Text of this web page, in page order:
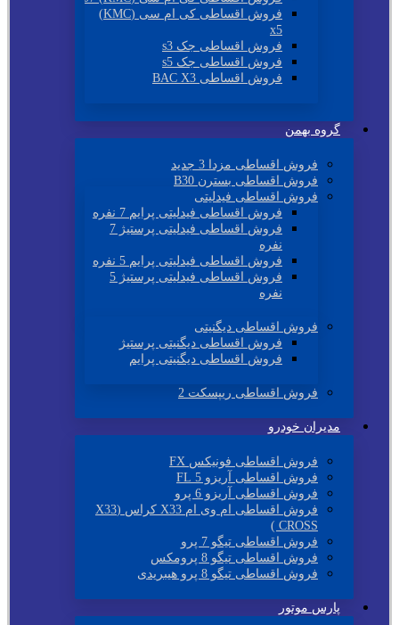
فروش اقساطی کی ام سی (KMC)
x5
فروش اقساطی جک s3
فروش اقساطی جک s5
فروش اقساطی BAC X3
گروه بهمن
فروش اقساطی مزدا 3 جدید
فروش اقساطی بسترن B30
فروش اقساطی فیدلیتی
فروش اقساطی فیدلیتی پرایم 7 نفره
فروش اقساطی فیدلیتی پرستیژ 7
نفره
فروش اقساطی فیدلیتی پرایم 5 نفره
فروش اقساطی فیدلیتی پرستیژ 5
نفره
فروش اقساطی دیگنیتی
فروش اقساطی دیگنیتی پرستیژ
فروش اقساطی دیگنیتی پرایم
فروش اقساطی ریپسکت 2
مدیران خودرو
فروش اقساطی فونیکس FX
فروش اقساطی آریزو 5 FL
فروش اقساطی آریزو 6 پرو
فروش اقساطی ام وی ام X33 کراس (X33
CROSS )
فروش اقساطی تیگو 7 پرو
فروش اقساطی تیگو 8 پرومکس
فروش اقساطی تیگو 8 پرو هیبریدی
پارس موتور